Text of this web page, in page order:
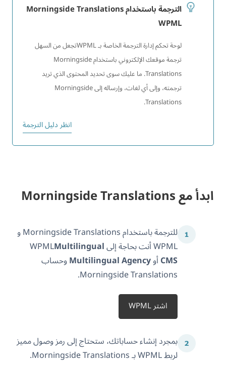
الترجمة باستخدام Morningside Translations
WPML
لوحة تحكم إدارة الترجمة الخاصة بـ WPMLتجعل من السهل
ترجمة موقعك الإلكتروني باستخدام Morningside
Translations. ما عليك سوى تحديد المحتوى الذي تريد
ترجمته، وإلى أي لغات، وإرساله إلى Morningside
Translations.
انظر دليل الترجمة
ابدأ مع Morningside Translations
للترجمة باستخدام Morningside Translations و
WPML أنت بحاجة إلى WPML
Multilingual
CMSأوMultilingual Agencyوحساب
Morningside Translations.
اشتر WPML
بمجرد إنشاء حساباتك، ستحتاج إلى رمز وصول مميز
لربط WPML بـ Morningside Translations.